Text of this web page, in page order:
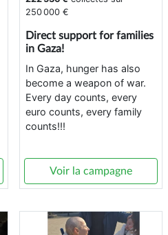
250 000 €
Direct support for families
in Gaza!
In Gaza, hunger has also
become a weapon of war.
Every day counts, every
euro counts, every family
counts!!!
Voir la campagne